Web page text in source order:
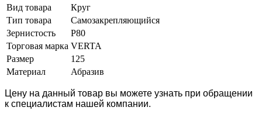
Вид товара
Круг
Тип товара
Самозакрепляющийся
Зернистость
Р80
Торговая марка VERTA
Размер
125
Материал
Абразив
Цену на данный товар вы можете узнать при обращении
к специалистам нашей компании.